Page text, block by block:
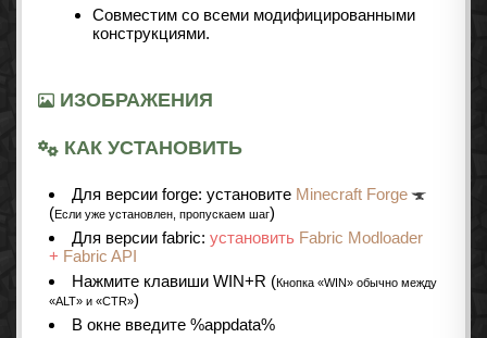
Совместим со всеми модифицированными
конструкциями.
ИЗОБРАЖЕНИЯ
КАК УСТАНОВИТЬ
Для версии forge: установите Minecraft Forge
(Если уже установлен, пропускаем шаг)
Для версии fabric: установить Fabric Modloader
+ Fabric API
Нажмите клавиши WIN+R (Кнопка «WIN» обычно между
«ALT» и «CTR»)
В окне введите %appdata%